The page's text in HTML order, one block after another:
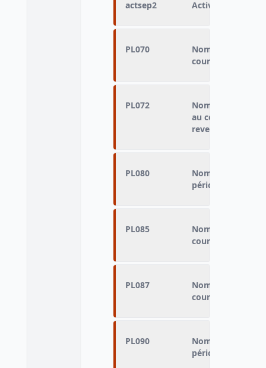
actsep2 Activité courant
PL070
Nombre de mois
cours de la
PL072
Nombre de mois
au cours de la
revenu
PL080
Nombre de mois
période de
PL085
Nombre de mois
cours de la
PL087
Nombre de mois
cours de la
PL090
Nombre de mois
période de